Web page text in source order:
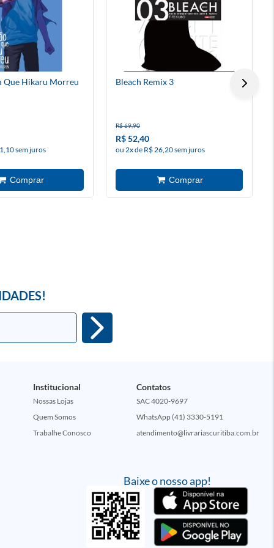
Que Hikaru Morreu
sem juros
Bleach Remix 3
R$ 69,90
R$ 52,40
ou 2x de R$ 26,20 sem juros
Baixe o nosso app!
Institucional
Nossas Lojas
Quem Somos
Trabalhe Conosco
Contatos
SAC 4020-9697
WhatsApp (41) 3330-5191
atendimento@livrariascuritiba.com.br